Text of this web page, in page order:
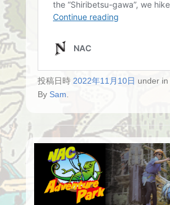
投稿日時 2022年11月10日 under in
By Sam